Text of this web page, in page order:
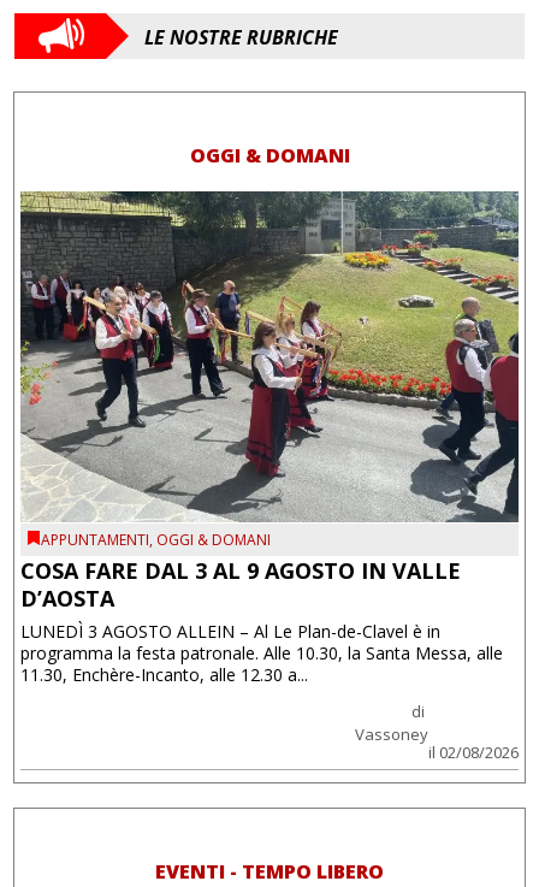
LE NOSTRE RUBRICHE
OGGI & DOMANI
APPUNTAMENTI, OGGI & DOMANI
COSA FARE DAL 3 AL 9 AGOSTO IN VALLE
D’AOSTA
di
Vassoney
il 02/08/2026
LUNEDÌ 3 AGOSTO ALLEIN – Al Le Plan-de-Clavel è in
programma la festa patronale. Alle 10.30, la Santa Messa, alle
11.30, Enchère-Incanto, alle 12.30 a...
EVENTI - TEMPO LIBERO